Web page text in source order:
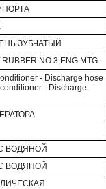
ЗУБЧАТЫЙ
NO.3,ENG.MTG.
- Discharge hose
- Discharge
ВОДЯНОЙ
ВОДЯНОЙ